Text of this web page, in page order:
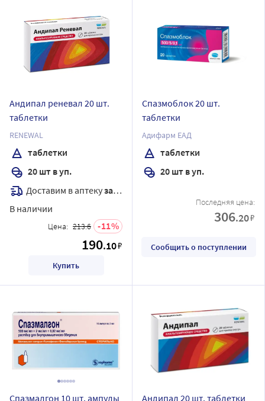
Андипал реневал 20 шт.
таблетки
RENEWAL
таблетки
20 шт в уп.
Доставим в аптекузавтра
В наличии
Цена: 213.6 11
190.10₽
Купить
Спазмоблок 20 шт.
таблетки
Адифарм ЕАД
таблетки
20 шт в уп.
Последняя цена:
306.20₽
Сообщить о поступлении
Спазмалгон 10 шт. ампулы
Андипал 20 шт. таблетки